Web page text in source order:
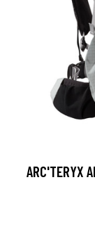
ARC'TERYX